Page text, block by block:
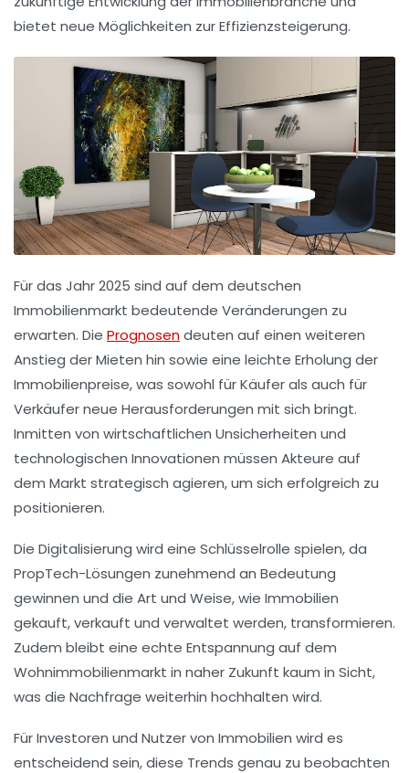
bietet neue Möglichkeiten zurEffizienzsteigerung.
Für das Jahr 2025 sind auf dem deutschen
Immobilienmarkt bedeutende Veränderungen zu
erwarten. Die Prognosendeuten auf einen weiteren
Anstieg der Mieten hin sowie eine leichte Erholung der
Immobilienpreise, was sowohl für Käufer als auch für
Verkäufer neue Herausforderungen mit sich bringt.
Inmitten von wirtschaftlichen Unsicherheiten und
technologischen Innovationen müssen Akteure auf
dem Markt strategisch agieren, um sich erfolgreich zu
positionieren.
Die Digitalisierung wird eine Schlüsselrolle spielen, da
PropTech-Lösungen zunehmend an Bedeutung
gewinnen und die Art und Weise, wie Immobilien
gekauft, verkauft und verwaltet werden, transformieren.
Zudem bleibt eine echte Entspannung auf dem
Wohnimmobilienmarkt in naher Zukunft kaum in Sicht,
was die Nachfrage weiterhin hochhalten wird.
Für Investoren und Nutzer von Immobilien wird es
entscheidend sein, diese Trends genau zu beobachten